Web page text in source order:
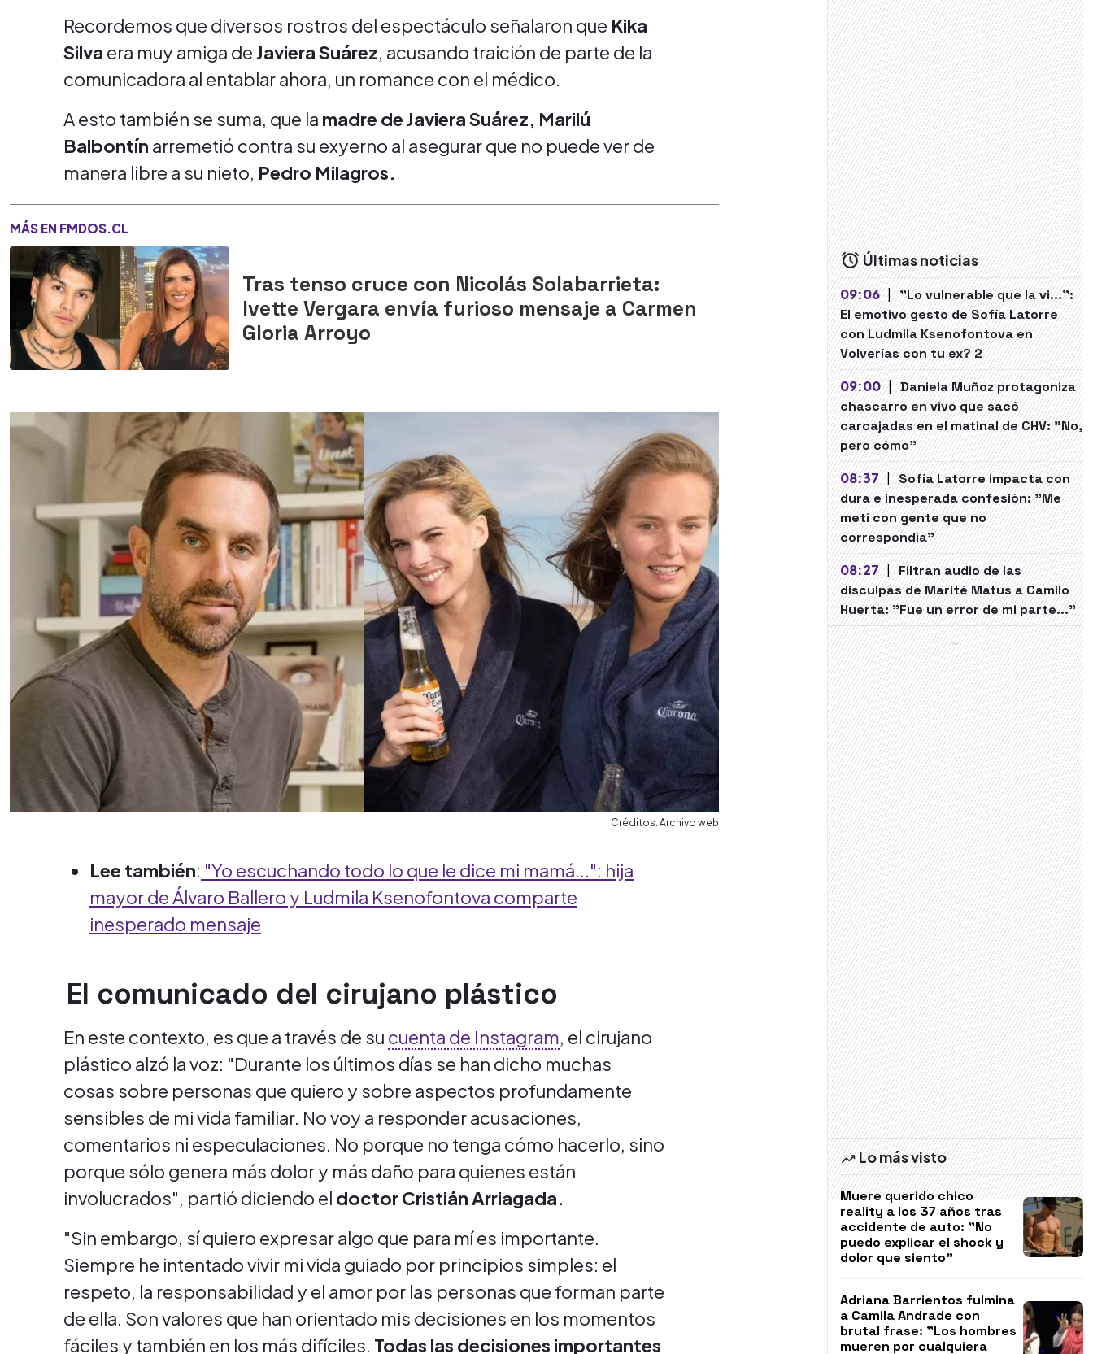
Recordemos que diversos rostros del espectáculo señalaron que Kika
Silva era muy amiga de Javiera Suárez, acusando traición de parte de la
comunicadora al entablar ahora, un romance con el médico.
A esto también se suma, que la madre de Javiera Suárez, Marilú
Balbontín arremetió contra su exyerno al asegurar que no puede ver de
manera libre a su nieto, Pedro Milagros.
MÁS EN FMDOS.CL
Tras tenso cruce con Nicolás Solabarrieta:
Ivette Vergara envía furioso mensaje a Carmen
Gloria Arroyo
Créditos: Archivo web
Lee también: "Yo escuchando todo lo que le dice mi mamá...": hija
mayor de Álvaro Ballero y Ludmila Ksenofontova comparte
inesperado mensaje
El comunicado del cirujano plástico
En este contexto, es que a través de su cuenta de Instagram, el cirujano
plástico alzó la voz: "Durante los últimos días se han dicho muchas
cosas sobre personas que quiero y sobre aspectos profundamente
sensibles de mi vida familiar. No voy a responder acusaciones,
comentarios ni especulaciones. No porque no tenga cómo hacerlo, sino
porque sólo genera más dolor y más daño para quienes están
involucrados", partió diciendo el doctor Cristián Arriagada.
"Sin embargo, sí quiero expresar algo que para mí es importante.
Siempre he intentado vivir mi vida guiado por principios simples: el
respeto, la responsabilidad y el amor por las personas que forman parte
de ella. Son valores que han orientado mis decisiones en los momentos
fáciles y también en los más difíciles. Todas las decisiones importantes
Últimas noticias
09:06 | "Lo vulnerable que la vi...":
El emotivo gesto de Sofía Latorre
con Ludmila Ksenofontova en
Volverías con tu ex? 2
09:00 | Daniela Muñoz protagoniza
chascarro en vivo que sacó
carcajadas en el matinal de CHV: "No,
pero cómo"
08:37 | Sofía Latorre impacta con
dura e inesperada confesión: "Me
metí con gente que no
correspondía"
08:27 | Filtran audio de las
disculpas de Marité Matus a Camilo
Huerta: "Fue un error de mi parte..."
Lo más visto
Muere querido chico
reality a los 37 años tras
accidente de auto: "No
puedo explicar el shock y
dolor que siento"
Adriana Barrientos fulmina
a Camila Andrade con
brutal frase: "Los hombres
mueren por cualquiera